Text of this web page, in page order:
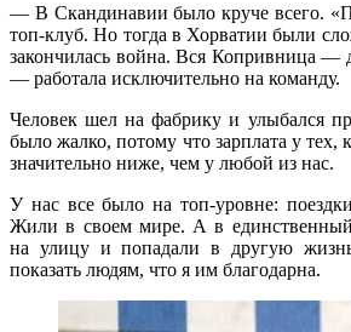
— В Скандинавии было круче всего.
топ-клуб. Но тогда в Хорватии были
закончилась война. Вся Копривница —
— работала исключительно на команду.
Человек шел на фабрику и улыбался
было жалко, потому что зарплата у тех,
значительно ниже, чем у любой из нас.
У нас все было на топ-уровне:
Жили в своем мире. А в
на улицу и попадали в другую
показать людям, что я им благодарна.